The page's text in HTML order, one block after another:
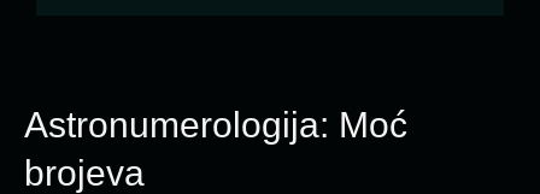
Astronumerologija: Moć
brojeva